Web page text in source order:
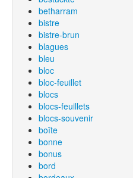
betharram
bistre
bistre-brun
blagues
bleu
bloc
bloc-feuillet
blocs
blocs-feuillets
blocs-souvenir
boîte
bonne
bonus
bord